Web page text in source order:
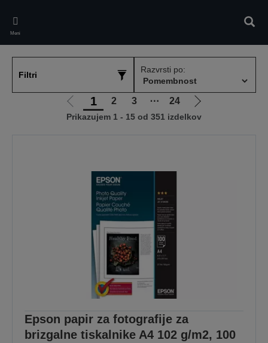
main
content
Meni
Filtri
Razvrsti po:
Pojdi
na
1 2 3 ⋯ 24
Pojdi
na
Prikazujem 1 - 15 od 351 izdelkov
Epson papir za fotografije za
brizgalne tiskalnike A4 102 g/m2, 100